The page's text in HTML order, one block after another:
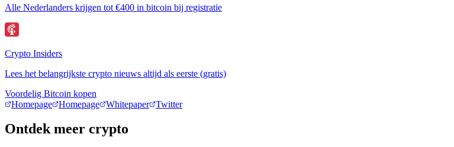
Alle Nederlanders krijgen tot €400 in bitcoin bij registratie
Crypto Insiders
Lees het belangrijkste crypto nieuws altijd als eerste (gratis)
Voordelig Bitcoin kopen
Homepage
Homepage Whitepaper Twitter
Ontdek meer crypto